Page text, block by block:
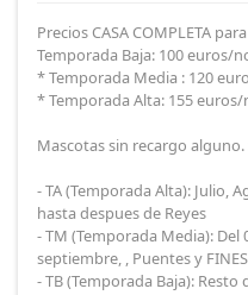
Precios CASA COMPLETA
Temporada Baja: 100 euros/
* Temporada Media : 120
* Temporada Alta: 155
Mascotas sin recargo
- TA (Temporada Alta): Julio,
hasta despues de Reyes
- TM (Temporada Media): Del
septiembre, , Puentes y
- TB (Temporada Baja):